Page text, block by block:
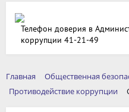
Телефон доверия в
коррупции 41-21-49
Главная
Общественная
Противодействие коррупции